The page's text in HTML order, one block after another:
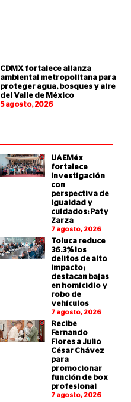
CDMX fortalece alianza
ambiental metropolitana para
proteger agua, bosques y aire
del Valle de México
5 agosto, 2026
UAEMéx
fortalece
investigación
con
perspectiva de
igualdad y
cuidados: Paty
Zarza
7 agosto, 2026
Toluca reduce
36.3% los
delitos de alto
impacto;
destacan bajas
en homicidio y
robo de
vehículos
7 agosto, 2026
Recibe
Fernando
Flores a Julio
César Chávez
para
promocionar
función de box
profesional
7 agosto, 2026